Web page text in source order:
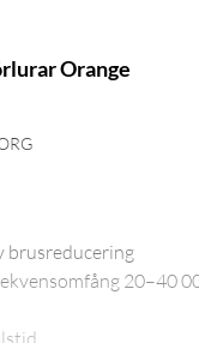
Orange
brusreducering
20–40